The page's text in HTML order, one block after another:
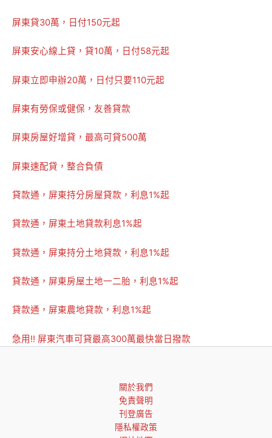
屏東貸30萬，日付150元起
屏東安心線上貸，貸10萬，日付58元起
屏東立即申辦20萬，日付只要110元起
屏東有勞保或健保，友善貸款
屏東房屋好增貸，最高可貸500萬
屏東速配貸，整合負債
貸款通，屏東持分房屋貸款，利息1%起
貸款通，屏東土地貸款利息1%起
貸款通，屏東持分土地貸款，利息1%起
貸款通，屏東房屋土地一二胎，利息1%起
貸款通，屏東農地貸款，利息1%起
急用!! 屏東汽車可貸最高300萬最快當日撥款
關於我們
免責聲明
刊登廣告
隱私權政策